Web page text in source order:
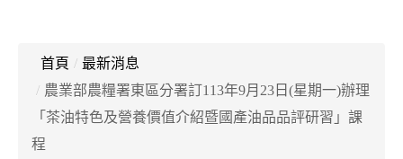
首頁 / 最新消息
/ 農業部農糧署東區分署訂113年9月23日(星期一)辦理
「茶油特色及營養價值介紹暨國產油品品評研習」課
程